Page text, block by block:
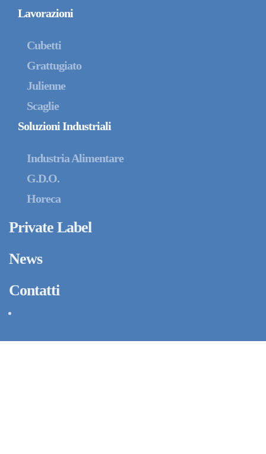
Lavorazioni
Cubetti
Grattugiato
Julienne
Scaglie
Soluzioni Industriali
Industria Alimentare
G.D.O.
Horeca
Private Label
News
Contatti